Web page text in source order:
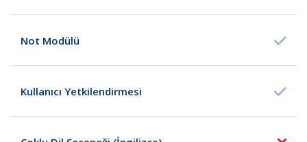
Not Modülü
Kullanıcı Yetkilendirmesi